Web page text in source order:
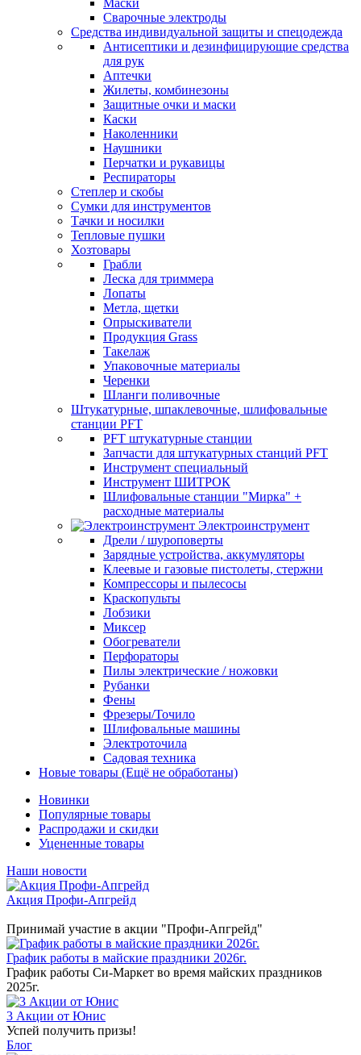
Маски
Сварочные электроды
Средства индивидуальной защиты и спецодежда
Антисептики и дезинфицирующие средства
для рук
Аптечки
Жилеты, комбинезоны
Защитные очки и маски
Каски
Наколенники
Наушники
Перчатки и рукавицы
Респираторы
Степлер и скобы
Сумки для инструментов
Тачки и носилки
Тепловые пушки
Хозтовары
Грабли
Леска для триммера
Лопаты
Метла, щетки
Опрыскиватели
Продукция Grass
Такелаж
Упаковочные материалы
Черенки
Шланги поливочные
Штукатурные, шпаклевочные, шлифовальные
станции PFT
PFT штукатурные станции
Запчасти для штукатурных станций PFT
Инструмент специальный
Инструмент ШИТРОК
Шлифовальные станции "Мирка" +
расходные материалы
Электроинструмент
Дрели / шуроповерты
Зарядные устройства, аккумуляторы
Клеевые и газовые пистолеты, стержни
Компрессоры и пылесосы
Краскопульты
Лобзики
Миксер
Обогреватели
Перфораторы
Пилы электрические / ножовки
Рубанки
Фены
Фрезеры/Точило
Шлифовальные машины
Электроточила
Садовая техника
Новые товары (Ещё не обработаны)
Новинки
Популярные товары
Распродажи и скидки
Уцененные товары
Наши новости
Акция Профи-Апгрейд
Принимай участие в акции "Профи-Апгрейд"
График работы в майские праздники 2026г.
График работы Си-Маркет во время майских праздников
2025г.
3 Акции от Юнис
Успей получить призы!
Блог